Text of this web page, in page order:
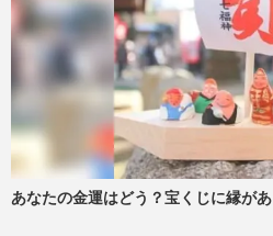
あなたの金運はどう？宝くじに縁が